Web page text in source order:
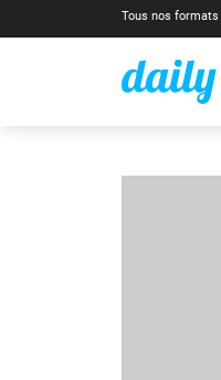
Tous nos formats